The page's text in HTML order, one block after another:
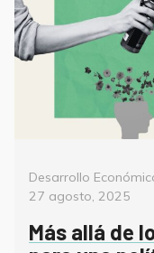
Categorías
Desarrollo
27 agosto, 2025
Más allá de